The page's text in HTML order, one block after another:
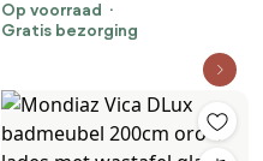
130cm army 4 lades met
wastafel ostra links zonder
Op voorraad
Gratis bezorging